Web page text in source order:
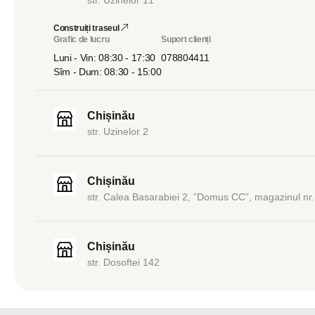
Construiți traseul
Grafic de lucru
Luni - Vin: 08:30 - 17:30
Sîm - Dum: 08:30 - 15:00
Suport clienți
078804411
Chișinău
str. Uzinelor 2
Chișinău
str. Calea Basarabiei 2, ”Domus CC”, magazinul
Chișinău
str. Dosoftei 142